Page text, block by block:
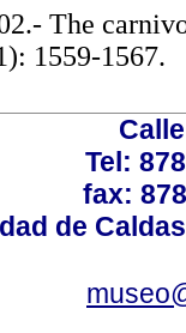
The
1559-
Tel:
fax:
de